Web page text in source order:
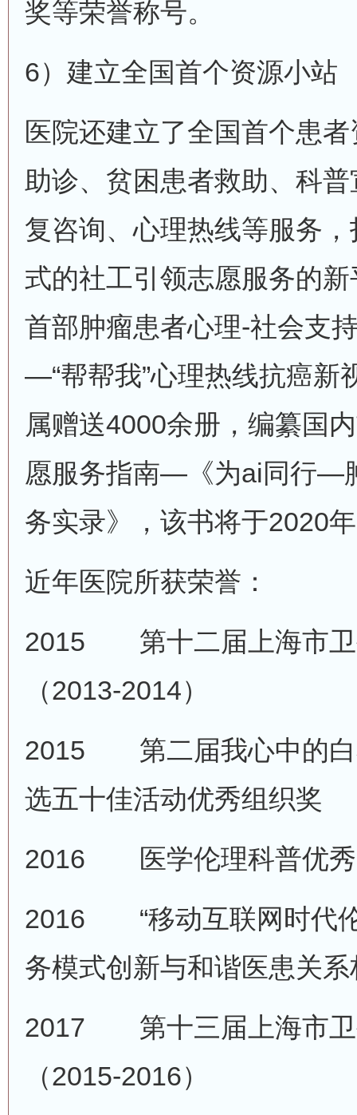
奖等荣誉称号。
6）建立全国首个资源小站
医院还建立了全国首个患
助诊、贫困患者救助、科
复咨询、心理热线等服务
式的社工引领志愿服务的
首部肿瘤患者心理-社会支
—“帮帮我”心理热线抗癌新
属赠送4000余册，编纂国
愿服务指南—《为ai同行—
务实录》，该书将于2020
近年医院所获荣誉：
2015
第十二届上海市
（2013-2014）
2015
第二届我心中的
选五十佳活动优秀组织奖
2016
医学伦理科普优
2016
“移动互联网时代
务模式创新与和谐医患关系
2017
第十三届上海市
（2015-2016）